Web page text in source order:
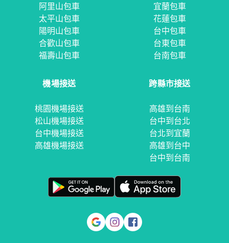
阿里山包車
太平山包車
陽明山包車
合歡山包車
福壽山包車
宜蘭包車
花蓮包車
台中包車
台東包車
台南包車
機場接送
桃園機場接送
松山機場接送
台中機場接送
高雄機場接送
跨縣市接送
高雄到台南
台中到台北
台北到宜蘭
高雄到台中
台中到台南